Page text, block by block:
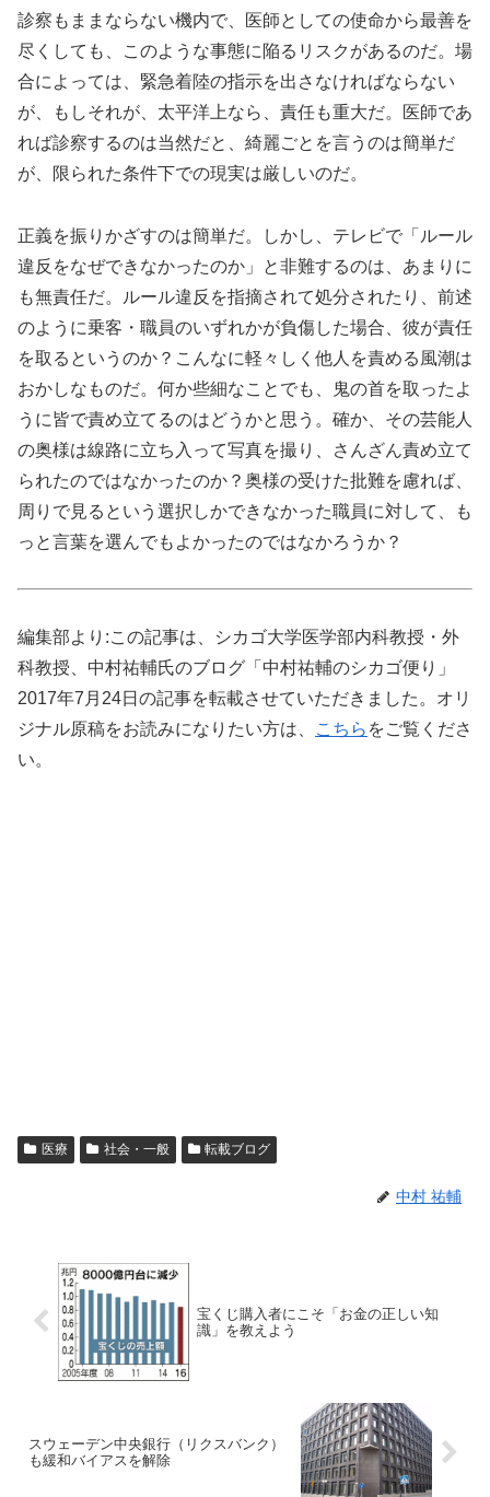
診察もままならない機内で、医師としての使命から最善を
尽くしても、このような事態に陥るリスクがあるのだ。場
合によっては、緊急着陸の指示を出さなければならない
が、もしそれが、太平洋上なら、責任も重大だ。医師であ
れば診察するのは当然だと、綺麗ごとを言うのは簡単だ
が、限られた条件下での現実は厳しいのだ。
正義を振りかざすのは簡単だ。しかし、テレビで「ルール
違反をなぜできなかったのか」と非難するのは、あまりに
も無責任だ。ルール違反を指摘されて処分されたり、前述
のように乗客・職員のいずれかが負傷した場合、彼が責任
を取るというのか？こんなに軽々しく他人を責める風潮は
おかしなものだ。何か些細なことでも、鬼の首を取ったよ
うに皆で責め立てるのはどうかと思う。確か、その芸能人
の奥様は線路に立ち入って写真を撮り、さんざん責め立て
られたのではなかったのか？奥様の受けた批難を慮れば、
周りで見るという選択しかできなかった職員に対して、も
っと言葉を選んでもよかったのではなかろうか？
編集部より:この記事は、シカゴ大学医学部内科教授・外
科教授、中村祐輔氏のブログ「中村祐輔のシカゴ便り」
2017年7月24日の記事を転載させていただきました。オリ
ジナル原稿をお読みになりたい方は、
こちら をご覧くださ
い。
医療 社会・一般 転載ブログ
中村 祐輔
宝くじ購入者にこそ「お金の正しい知
識」を教えよう
スウェーデン中央銀行（リクスバンク）
も緩和バイアスを解除